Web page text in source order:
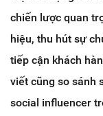
chiến lược quan
hiệu, thu hút sự
tiếp cận khách
viết cũng so sánh
social influencer